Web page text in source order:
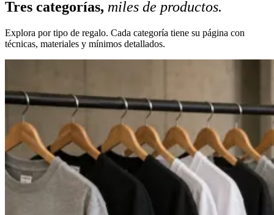
Tres categorías, miles de productos.
Explora por tipo de regalo. Cada categoría tiene su página con
técnicas, materiales y mínimos detallados.